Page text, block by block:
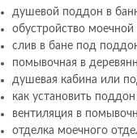
душевой поддон в
обустройство моечной
слив в бане под
помывочная в
душевая кабина или
как установить
вентиляция в
отделка моечного